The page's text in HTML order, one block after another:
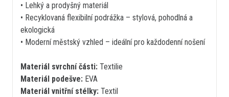
• Lehký a prodyšný materiál
• Recyklovaná flexibilní podrážka – stylová, pohodlná a
ekologická
• Moderní městský vzhled – ideální pro každodenní nošení
Materiál svrchní části: Textilie
Materiál podešve: EVA
Materiál vnitřní stélky: Textil